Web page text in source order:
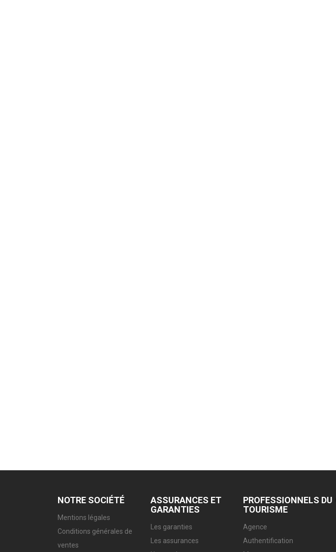
NOTRE SOCIÉTÉ
Mentions légales
Conditions générales de
ventes
ASSURANCES ET
GARANTIES
Les garanties
Les assurances
PROFESSIONNELS DU
TOURISME
Agence
Authentification